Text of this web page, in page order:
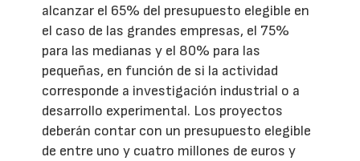
alcanzar el 65% del presupuesto elegible en
el caso de las grandes empresas, el 75%
para las medianas y el 80% para las
pequeñas, en función de si la actividad
corresponde a investigación industrial o a
desarrollo experimental. Los proyectos
deberán contar con un presupuesto elegible
de entre uno y cuatro millones de euros y